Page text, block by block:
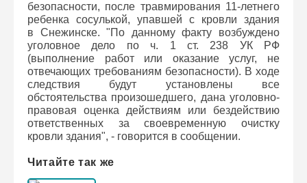
безопасности, после травмирования 11-летнего
ребенка сосулькой, упавшей с кровли здания
в Снежинске. "По данному факту возбуждено
уголовное дело по ч. 1 ст. 238 УК РФ
(выполнение работ или оказание услуг, не
отвечающих требованиям безопасности). В ходе
следствия будут установлены все
обстоятельства произошедшего, дана уголовно-
правовая оценка действиям или бездействию
ответственных за своевременную очистку
кровли здания", - говорится в сообщении.
Читайте так же